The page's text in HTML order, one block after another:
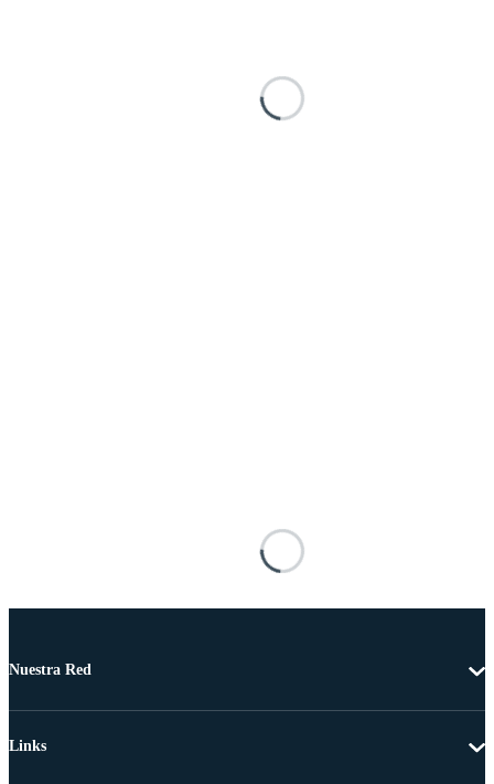
Nuestra Red
Links